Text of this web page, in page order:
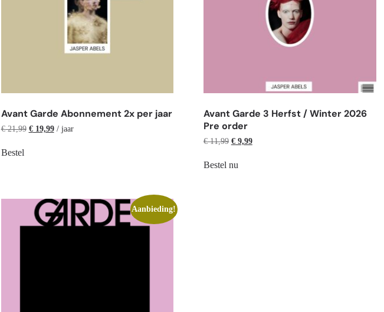
Avant Garde Abonnement 2x per jaar
€21,99 €19,99 / jaar
Bestel
Avant Garde 3 Herfst / Winter 2026
Pre order
€11,99 €9,99
Bestel nu
Aanbieding!